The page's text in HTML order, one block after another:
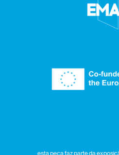
esta peça faz parte da